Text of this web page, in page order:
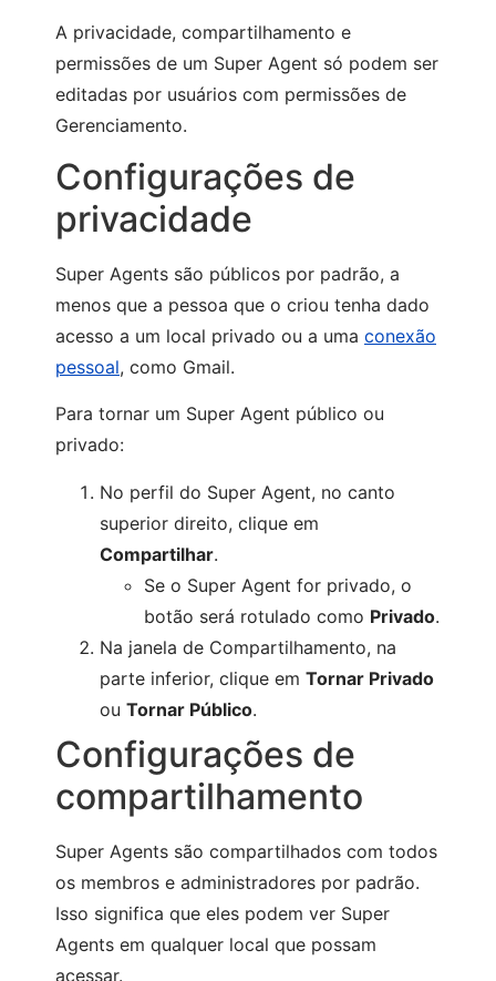
A privacidade, compartilhamento e
permissões de um Super Agent só podem ser
editadas por usuários com permissões de
Gerenciamento.
Configurações de
privacidade
Super Agents são públicos por padrão, a
menos que a pessoa que o criou tenha dado
acesso a um local privado ou a uma conexão
pessoal, como Gmail.
Para tornar um Super Agent público ou
privado:
No perfil do Super Agent, no canto
superior direito, clique em
Compartilhar.
Se o Super Agent for privado, o
botão será rotulado como Privado.
Na janela de Compartilhamento, na
parte inferior, clique em Tornar Privado
ou Tornar Público.
Configurações de
compartilhamento
Super Agents são compartilhados com todos
os membros e administradores por padrão.
Isso significa que eles podem ver Super
Agents em qualquer local que possam
acessar.